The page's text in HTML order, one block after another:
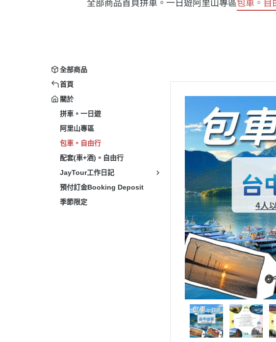
全部商品首頁拼車。一日遊阿里山專區包車。自
全部商品
首頁
關於
拼車。一日遊
阿里山專區
包車。自由行
配套(車+酒)。自由行
JayTour工作日記
預付訂金Booking Deposit
季節限定